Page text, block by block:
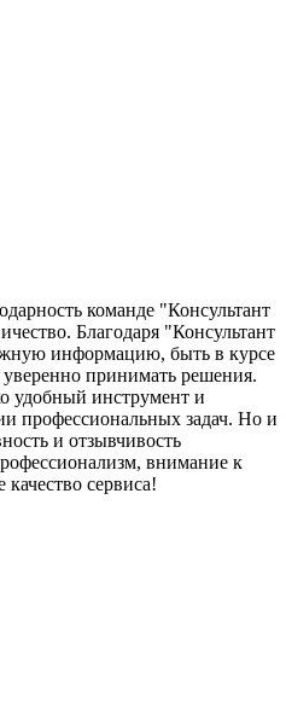
команде "Консультант
Благодаря "Консультант
информацию, быть в курсе
уверенно принимать решения.
удобный инструмент и
профессиональных задач. Но и
и отзывчивость
внимание к
сервиса!